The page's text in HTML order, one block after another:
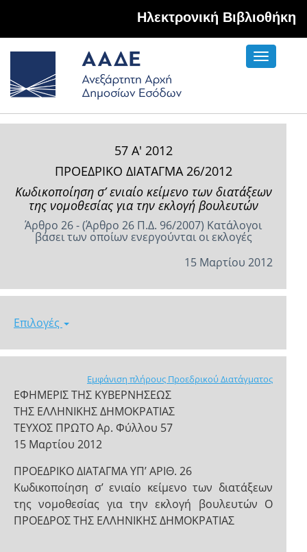
Hλεκτρονική Βιβλιοθήκη
Toggle
57 Α' 2012
ΠΡΟΕΔΡΙΚΟ ΔΙΑΤΑΓΜΑ 26/2012
Κωδικοποίηση σ’ ενιαίο κείμενο των διατάξεων
της νομοθεσίας για την εκλογή βουλευτών
Άρθρο 26 - (Άρθρο 26 Π.Δ. 96/2007) Κατάλογοι
βάσει των οποίων ενεργούνται οι εκλογές
15 Μαρτίου 2012
Επιλογές
Εμφάνιση πλήρους Προεδρικού Διατάγματος
ΕΦΗΜΕΡΙΣ ΤΗΣ ΚΥΒΕΡΝΗΣΕΩΣ
ΤΗΣ ΕΛΛΗΝΙΚΗΣ ΔΗΜΟΚΡΑΤΙΑΣ
ΤΕΥΧΟΣ ΠΡΩΤΟ Αρ. Φύλλου 57
15 Μαρτίου 2012
ΠΡΟΕΔΡΙΚΟ ΔΙΑΤΑΓΜΑ ΥΠ’ ΑΡΙΘ. 26
Κωδικοποίηση σ’ ενιαίο κείμενο των διατάξεων
της νομοθεσίας για την εκλογή βουλευτών Ο
ΠΡΟΕΔΡΟΣ TΗΣ ΕΛΛΗΝΙΚΗΣ ΔΗΜΟΚΡΑΤΙΑΣ